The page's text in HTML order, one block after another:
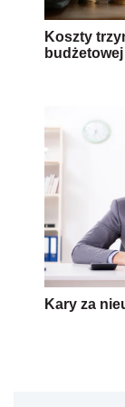
Koszty
budżetowej
Kary za